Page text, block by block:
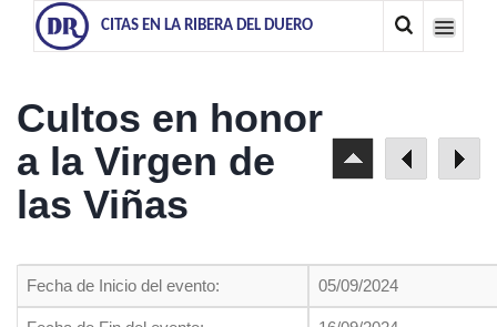
CITAS EN LA RIBERA DEL DUERO
Cultos en honor
a la Virgen de
las Viñas
Fecha de Inicio del evento: 05/09/2024